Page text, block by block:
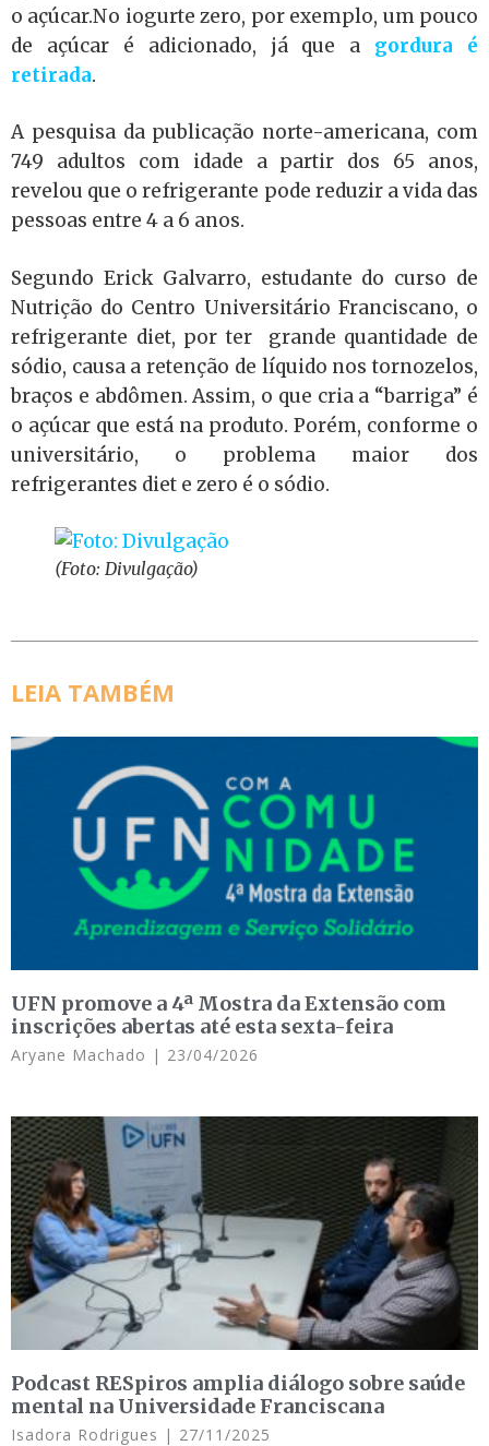
o açúcar.No iogurte zero, por exemplo, um pouco
de açúcar é adicionado, já que a gordura é
retirada.
A pesquisa da publicação norte-americana, com
749 adultos com idade a partir dos 65 anos,
revelou que o refrigerante pode reduzir a vida das
pessoas entre 4 a 6 anos.
Segundo Erick Galvarro, estudante do curso de
Nutrição do Centro Universitário Franciscano, o
refrigerante diet, por ter grande quantidade de
sódio, causa a retenção de líquido nos tornozelos,
braços e abdômen. Assim, o que cria a “barriga” é
o açúcar que está na produto. Porém, conforme o
universitário, o problema maior dos
refrigerantes diet e zero é o sódio.
(Foto: Divulgação)
LEIA TAMBÉM
UFN promove a 4ª Mostra da Extensão com
inscrições abertas até esta sexta-feira
Aryane Machado 23/04/2026
Podcast RESpiros amplia diálogo sobre saúde
mental na Universidade Franciscana
Isadora Rodrigues 27/11/2025